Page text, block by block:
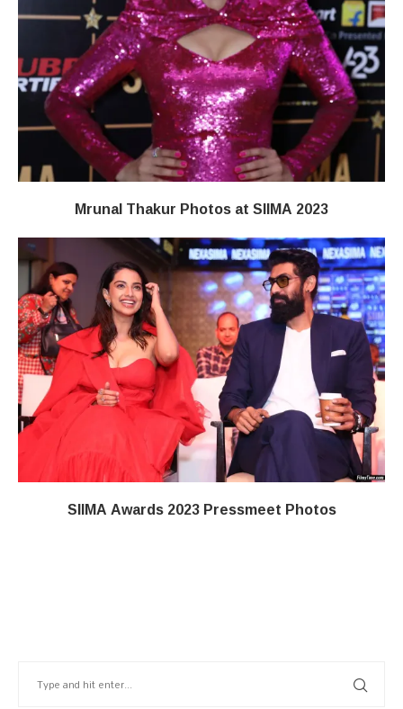
Mrunal Thakur Photos at SIIMA 2023
SIIMA Awards 2023 Pressmeet Photos